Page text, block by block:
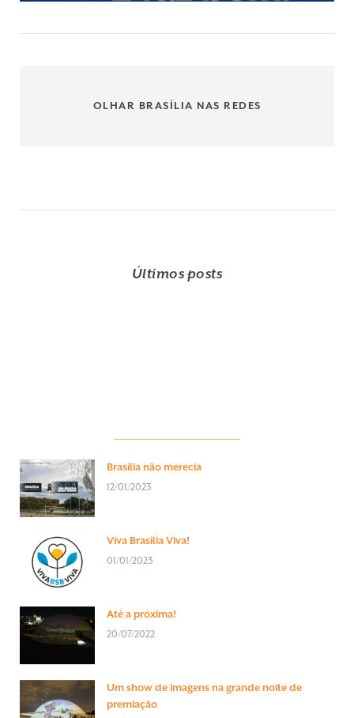
OLHAR BRASÍLIA NAS REDES
Últimos posts
Brasília não merecia
12/01/2023
Viva Brasília Viva!
01/01/2023
Até a próxima!
20/07/2022
Um show de imagens na grande noite de
premiação